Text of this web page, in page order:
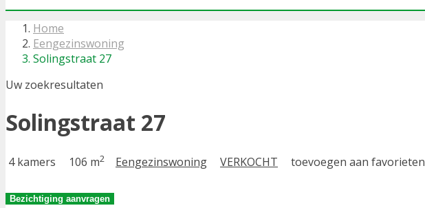
Home
Eengezinswoning
Solingstraat 27
Uw zoekresultaten
Solingstraat 27
4 kamers 106 m2 Eengezinswoning VERKOCHT toevoegen aan favorieten
Bezichtiging aanvragen